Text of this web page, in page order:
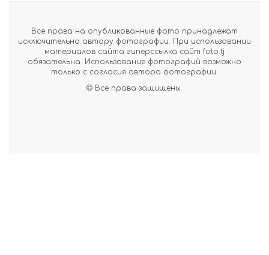
Все права на опубликованные фото принадлежат
исключительно автору фотографии. При использовании
материалов сайта гиперссылка сайт foto.tj
обязательна. Использование фотографий возможно
только с согласия автора фотографии.
© Все права защищены.